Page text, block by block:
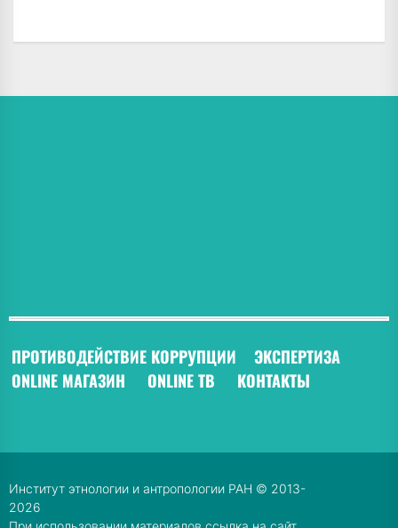
ПРОТИВОДЕЙСТВИЕ КОРРУПЦИИ ЭКСПЕРТИЗА
ONLINE МАГАЗИН
ONLINE ТВ КОНТАКТЫ
Институт этнологии и антропологии РАН © 2013-
2026